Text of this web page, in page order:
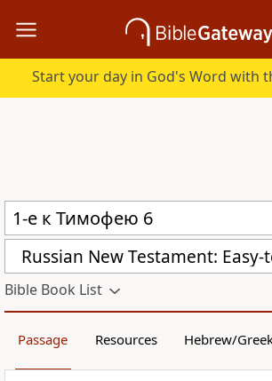
Bible Book List
Passage Resources Hebrew/